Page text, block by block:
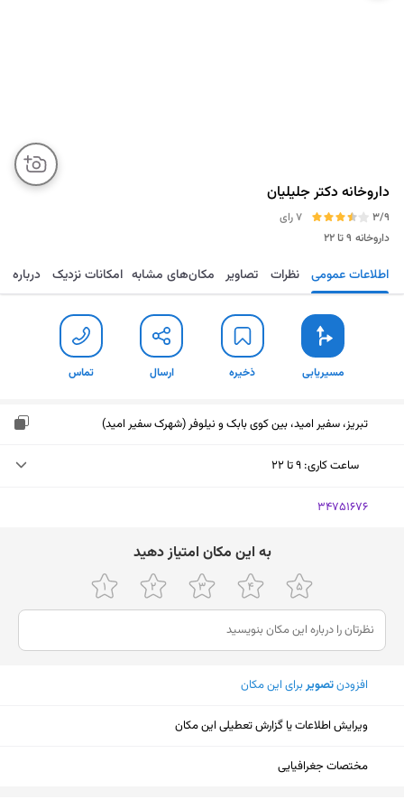
داروخانه دکتر جلیلیان
3/9
7 رای
داروخانه ۹ تا ۲۲
مسیریابی ذخیره ارسال تماس اطلاعات عمومی نظرات تصاویر مکان‌های مشابه امکانات نزدیک درباره
مسیریابی ذخیره ارسال تماس
تبریز، سفیر امید، بین کوی بابک و نیلوفر (شهرک سفیر امید)
ساعت کاری: ۹ تا ۲۲
چهارشنبه (امروز)
شنبه
۹ تا ۲۲
یکشنبه
۹ تا ۲۲
دوشنبه
سه‌شنبه
‎34751676
ﺑﻪ اﯾﻦ ﻣﮑﺎن اﻣﺘﯿﺎز دﻫﯿﺪ
افزودنتصویربرای این مکان
ویرایش اطلاعات یا گزارش تعطیلی این مکان
مختصات جغرافیایی